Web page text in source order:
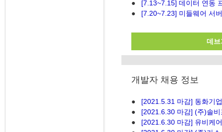
●
[7.13~7.15] 데이터 연동
●
[7.20~7.23] 미들웨어 서
데
개발자 채용 정보
●
[2021.5.31 마감] 동화기
●
[2021.6.30 마감] (주)솔
●
[2021.6.30 마감] 유비케